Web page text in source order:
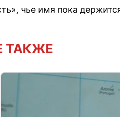
чье имя пока
ТАКЖЕ